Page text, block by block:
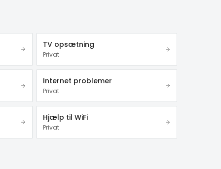
TV opsætning
Privat
Internet problemer
Privat
Hjælp til WiFi
Privat